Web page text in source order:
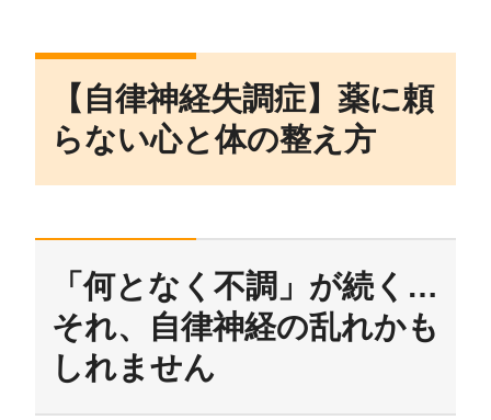
【自律神経失調症】薬に頼
らない心と体の整え方
「何となく不調」が続く…
それ、自律神経の乱れかも
しれません